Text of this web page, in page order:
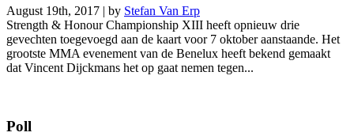
August 19th, 2017 | by Stefan Van Erp
Strength & Honour Championship XIII heeft opnieuw drie
gevechten toegevoegd aan de kaart voor 7 oktober aanstaande. Het
grootste MMA evenement van de Benelux heeft bekend gemaakt
dat Vincent Dijckmans het op gaat nemen tegen...
Poll